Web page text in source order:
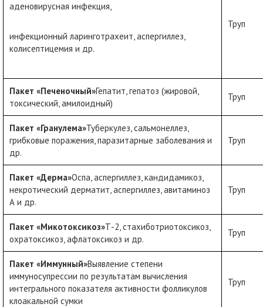
аденовирусная инфекция,
инфекционный ларинготрахеит, аспергиллез,
колисептицемия и др.
Труп
Пакет «Печеночный»Гепатит, гепатоз (жировой,
токсический, амилоидный)
Труп
Пакет «Гранулема»Туберкулез, сальмонеллез,
грибковые поражения, паразитарные заболевания и
др.
Труп
Пакет «Дерма»Оспа, аспергиллез, кандидамикоз,
некротический дерматит, аспергиллез, авитаминоз
А и др.
Труп
Пакет «Микотоксикоз»Т-2, стахиботриотоксикоз,
охратоксикоз, афлатоксикоз и др.
Труп
Пакет «Иммунный»Выявление степени
иммуносупрессии по результатам вычисления
интегрального показателя активности фолликулов
клоакальной сумки
Труп